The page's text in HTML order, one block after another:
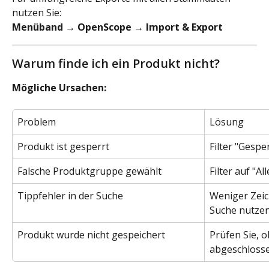
nutzen Sie:
Menüband → OpenScope → Import & Export
Warum finde ich ein Produkt nicht?
Mögliche Ursachen:
Problem
Lösung
Produkt ist gesperrt
Filter
Falsche Produktgruppe gewählt
Filter auf
Tippfehler in der Suche
Weniger
Suche
Produkt wurde nicht gespeichert
Prüfen Sie,